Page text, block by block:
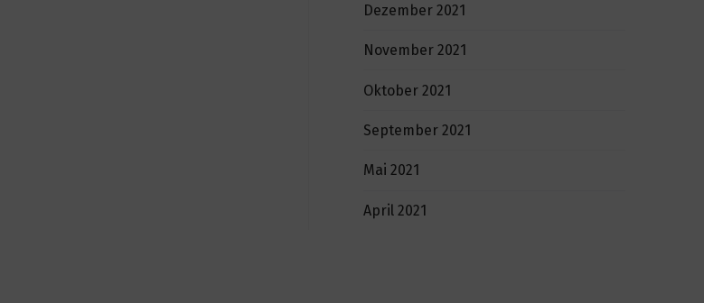
Dezember 2021
November 2021
Oktober 2021
September 2021
Mai 2021
April 2021